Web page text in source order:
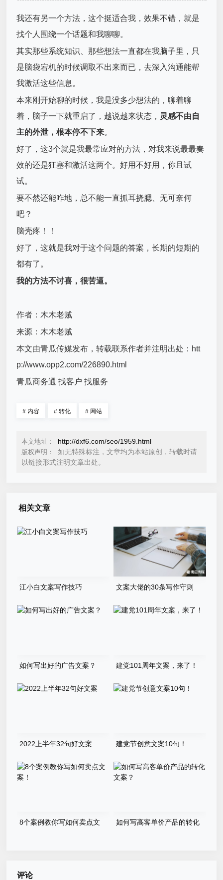
我还有另一个方法，这个挺适合我，效果不错，就是
找个人围绕一个话题和我聊聊。
其实那些系统知识、那些想法一直都在我脑子里，只
是脑袋宕机的时候调取不出来而已，去深入沟通能帮
我激活这些信息。
本来刚开始聊的时候，我是没多少想法的，聊着聊
着，脑子一下就重启了，越说越来状态， 灵感不由自
主的外泄，根本停不下来。
好了，这3个就是我最常应对的方法，对我来说最最奏
效的还是狂塞和激活这两个。好用不好用，你且试
试。
要不然还能咋地，总不能一直抓耳挠腮、无可奈何
吧？
脑壳疼！！
好了，这就是我对于这个问题的答案，长期的短期的
都有了。
我的方法不讨喜，很苦逼。
作者：木木老贼
来源：木木老贼
本文由青瓜传媒发布，转载联系作者并注明出处：htt
p://www.opp2.com/226890.html
青瓜商务通 找客户 找服务
# 内容 # 转化 # 网站
本文地址： http://dxf6.com/seo/1959.html
版权声明：
如无特殊标注，文章均为本站原创，转载时请
以链接形式注明文章出处。
相关文章
江小白文案写作技巧 文案大佬的30条写作守则
如何写出好的广告文案？ 建党101周年文案，来了！
2022上半年32句好文案 建党节创意文案10句！
8个案例教你写如何卖点文
如何写高客单价产品的转化
评论